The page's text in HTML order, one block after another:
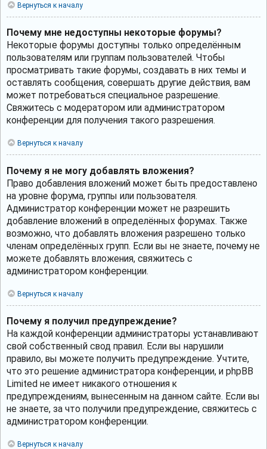
Вернуться к началу
Почему мне недоступны некоторые форумы?
Некоторые форумы доступны только определённым
пользователям или группам пользователей. Чтобы
просматривать такие форумы, создавать в них темы и
оставлять сообщения, совершать другие действия, вам
может потребоваться специальное разрешение.
Свяжитесь с модератором или администратором
конференции для получения такого разрешения.
Вернуться к началу
Почему я не могу добавлять вложения?
Право добавления вложений может быть предоставлено
на уровне форума, группы или пользователя.
Администратор конференции может не разрешить
добавление вложений в определённых форумах. Также
возможно, что добавлять вложения разрешено только
членам определённых групп. Если вы не знаете, почему не
можете добавлять вложения, свяжитесь с
администратором конференции.
Вернуться к началу
Почему я получил предупреждение?
На каждой конференции администраторы устанавливают
свой собственный свод правил. Если вы нарушили
правило, вы можете получить предупреждение. Учтите,
что это решение администратора конференции, и phpBB
Limited не имеет никакого отношения к
предупреждениям, вынесенным на данном сайте. Если вы
не знаете, за что получили предупреждение, свяжитесь с
администратором конференции.
Вернуться к началу